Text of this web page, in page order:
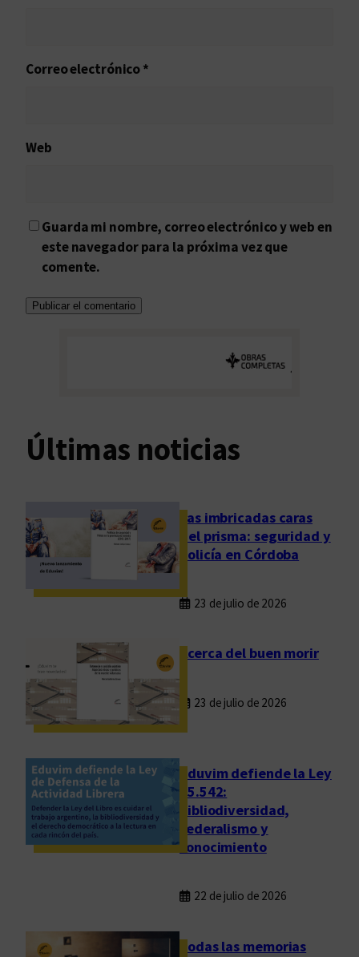
Correo electrónico*
Web
Guarda mi nombre, correo electrónico y web en
este navegador para la próxima vez que
comente.
Últimas noticias
Las imbricadas caras
del prisma: seguridad y
policía en Córdoba
23 de julio de 2026
Acerca del buen morir
23 de julio de 2026
Eduvim defiende la Ley
25.542:
bibliodiversidad,
federalismo y
conocimiento
22 de julio de 2026
Todas las memorias